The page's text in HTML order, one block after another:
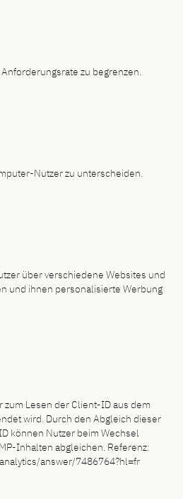
zu begrenzen.
Nutzer zu unterscheiden.
über verschiedene Websites und
und ihnen personalisierte Werbung
zum Lesen der Client-ID aus dem
wird. Durch den Abgleich dieser
können Nutzer beim Wechsel
Inhalten abgleichen. Referenz:
answer/7486764?hl=fr